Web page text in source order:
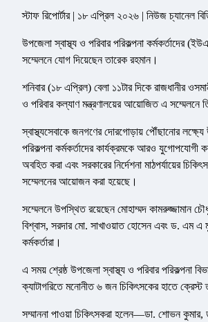
স্টাফ রিপোর্টার | ১৮ এপ্রিল ২০২৬ | নিউজ চ্যানেল
উপজেলা স্বাস্থ্য ও পরিবার পরিকল্পনা কর্মকর্তাদের
সম্মেলনে যোগ দিয়েছেন তারেক রহমান।
শনিবার (১৮ এপ্রিল) বেলা ১১টার দিকে রাজধানীর
ও পরিবার কল্যাণ মন্ত্রণালয়ের আয়োজিত এ সম্মেলনে
স্বাস্থ্যসেবাকে জনগণের দোরগোড়ায় পৌঁছানোর লক্ষ্যে
পরিকল্পনা কর্মকর্তাদের কার্যক্রমকে আরও যুগোপযোগী
অবহিত করা এবং সরকারের নির্দেশনা মাঠপর্যায়ের
সম্মেলনের আয়োজন করা হয়েছে।
সম্মেলনে উপস্থিত রয়েছেন মোহাম্মদ কামরুজ্জামান
বিশ্বাস, সরদার মো. সাখাওয়াত হোসেন এবং ড. এম এ
কর্মকর্তারা।
এ সময় শ্রেষ্ঠ উপজেলা স্বাস্থ্য ও পরিবার পরিকল্পনা
ক্যাটাগরিতে মনোনীত ৬ জন চিকিৎসকের হাতে ক্রেস্ট
সম্মাননা পাওয়া চিকিৎসকরা হলেন—ডা. শোভন